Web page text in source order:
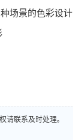
场景的色彩设计
请联系及时处理。